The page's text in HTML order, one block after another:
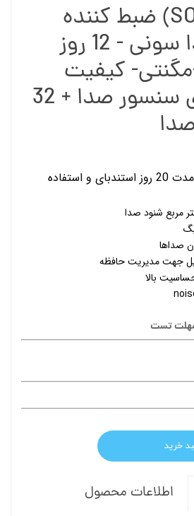
(SONY-GT5800) ضبط کننده
دیجیتالی صدا سونی - 12 روز
کیفیت
500db - دارای سنسور صدا + 32
شنود صدا و شارژدهی به مدت 20 روز استندبای و استفاده
صداها
جهت مدیریت حافظه
بالا
خرید
اطلاعات محصول